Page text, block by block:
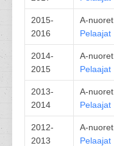
2015-
2016
A-nuoret
Pelaajat
2014-
2015
A-nuoret
Pelaajat
2013-
2014
A-nuoret
Pelaajat
2012-
2013
A-nuoret
Pelaajat